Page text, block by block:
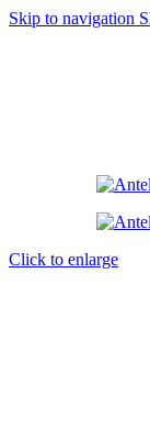
Skip to navigation
Click to enlarge